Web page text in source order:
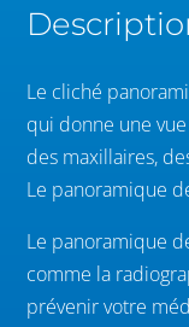
Le cliché
qui donne une
des maxillaires,
Le panoramique
Le panoramique
comme la
prévenir votre